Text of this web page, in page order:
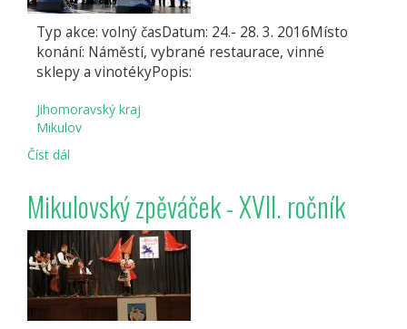
Typ akce: volný časDatum: 24.- 28. 3. 2016Místo
konání: Náměstí, vybrané restaurace, vinné
sklepy a vinotékyPopis:
Jihomoravský kraj
Mikulov
Číst dál
Mikulovský zpěváček - XVII. ročník